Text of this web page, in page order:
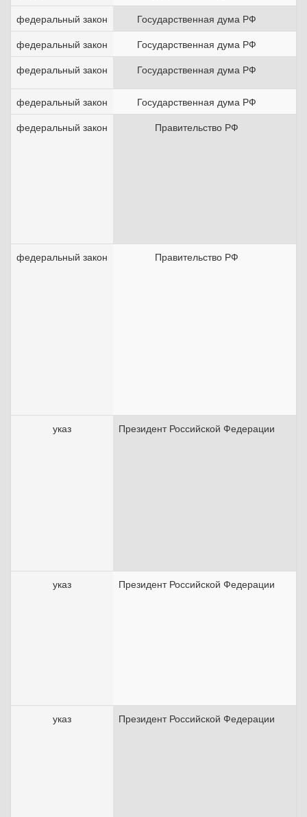
федеральный закон
Государственная дума РФ
федеральный закон
Государственная дума РФ
федеральный закон
Государственная дума РФ
федеральный закон Государственная дума РФ
федеральный закон
Правительство РФ
федеральный закон Правительство РФ
указ Президент Российской Федерации
указ Президент Российской Федерации
указ Президент Российской Федерации